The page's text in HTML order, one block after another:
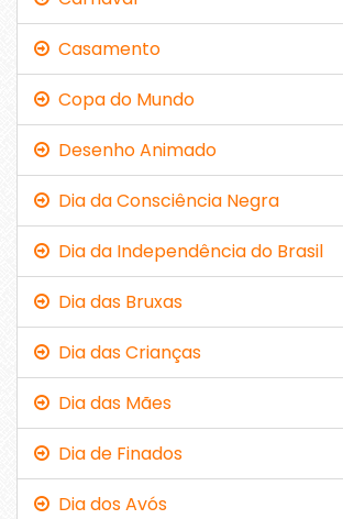
Casamento
Copa do Mundo
Desenho Animado
Dia da Consciência Negra
Dia da Independência do Brasil
Dia das Bruxas
Dia das Crianças
Dia das Mães
Dia de Finados
Dia dos Avós